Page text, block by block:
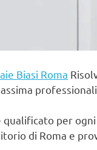
Biasi Roma
qualificato per
di Roma e